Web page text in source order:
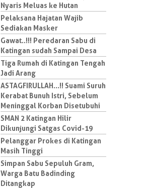
Nyaris Meluas ke Hutan
Pelaksana Hajatan Wajib
Sediakan Masker
Gawat..!!! Peredaran Sabu di
Katingan sudah Sampai Desa
Tiga Rumah di Katingan Tengah
Jadi Arang
ASTAGFIRULLAH...!! Suami Suruh
Kerabat Bunuh Istri, Sebelum
Meninggal Korban Disetubuhi
SMAN 2 Katingan Hilir
Dikunjungi Satgas Covid-19
Pelanggar Prokes di Katingan
Masih Tinggi
Simpan Sabu Sepuluh Gram,
Warga Batu Badinding
Ditangkap